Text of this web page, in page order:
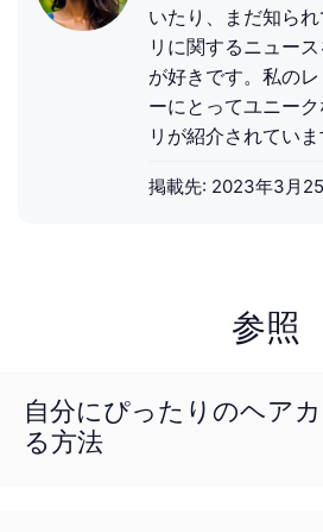
いたり、まだ知ら
リに関するニュー
が好きです。私の
ーにとってユニー
リが紹介されていま
掲載先: 2023年3月
参照
自分にぴったりのヘア
る方法